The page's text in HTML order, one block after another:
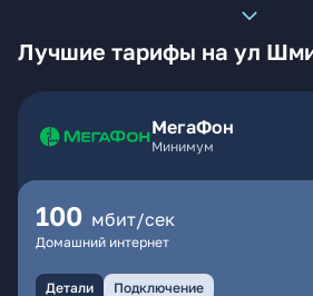
Лучшие тарифы на ул
МегаФон
Минимум
100 мбит/сек
Домашний интернет
Детали Подключение